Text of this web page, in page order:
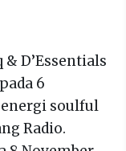
D’Essentials
6
soulful
Radio.